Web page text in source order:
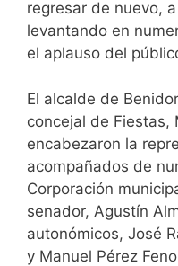
regresar de nuevo,
levantando en
el aplauso del
El alcalde de
concejal de Fiestas,
encabezaron la
acompañados de
Corporación
senador, Agustín
autonómicos, José
y Manuel Pérez